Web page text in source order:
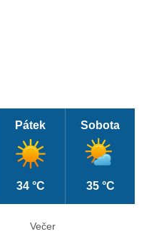
Pátek
34 °C
Sobota
35 °C
Večer